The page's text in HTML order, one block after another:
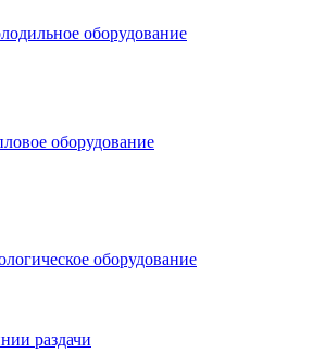
оборудование
оборудование
оборудование
раздачи